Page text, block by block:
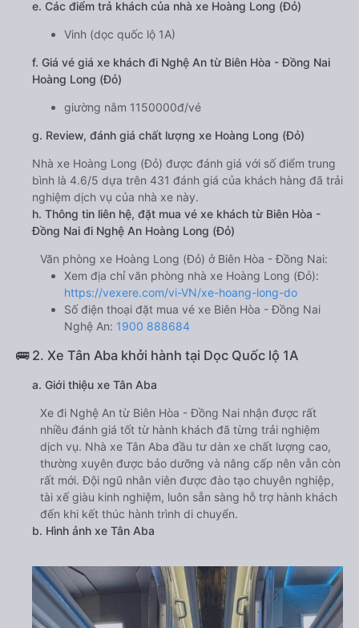
e. Các điểm trả khách của nhà xe Hoàng Long (Đỏ)
Vinh (dọc quốc lộ 1A)
f. Giá vé giá xe khách đi Nghệ An từ Biên Hòa - Đồng Nai
Hoàng Long (Đỏ)
giường nằm 1150000đ/vé
g. Review, đánh giá chất lượng xe Hoàng Long (Đỏ)
Nhà xe Hoàng Long (Đỏ) được đánh giá với số điểm trung
bình là 4.6/5 dựa trên 431 đánh giá của khách hàng đã trải
nghiệm dịch vụ của nhà xe này.
h. Thông tin liên hệ, đặt mua vé xe khách từ Biên Hòa -
Đồng Nai đi Nghệ An Hoàng Long (Đỏ)
Văn phòng xe Hoàng Long (Đỏ) ở Biên Hòa - Đồng Nai:
Xem địa chỉ văn phòng nhà xe Hoàng Long (Đỏ):
https://vexere.com/vi-VN/xe-hoang-long-do
Số điện thoại đặt mua vé xe Biên Hòa - Đồng Nai
Nghệ An: 1900 888684
🚌 2. Xe Tân Aba khởi hành tại Dọc Quốc lộ 1A
a. Giới thiệu xe Tân Aba
Xe đi Nghệ An từ Biên Hòa - Đồng Nai nhận được rất
nhiều đánh giá tốt từ hành khách đã từng trải nghiệm
dịch vụ. Nhà xe Tân Aba đầu tư dàn xe chất lượng cao,
thường xuyên được bảo dưỡng và nâng cấp nên vẫn còn
rất mới. Đội ngũ nhân viên được đào tạo chuyên nghiệp,
tài xế giàu kinh nghiệm, luôn sẵn sàng hỗ trợ hành khách
đến khi kết thúc hành trình di chuyển.
b. Hình ảnh xe Tân Aba